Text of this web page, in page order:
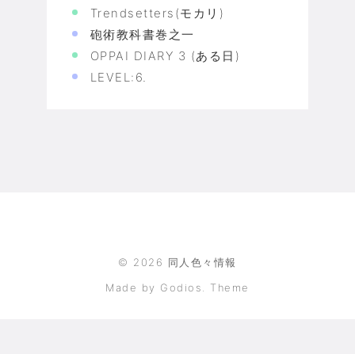
Trendsetters(モカリ)
砲術教科書巻之一
OPPAI DIARY 3 (ある日)
LEVEL:6.
© 2026 同人色々情報
Made by Godios. Theme